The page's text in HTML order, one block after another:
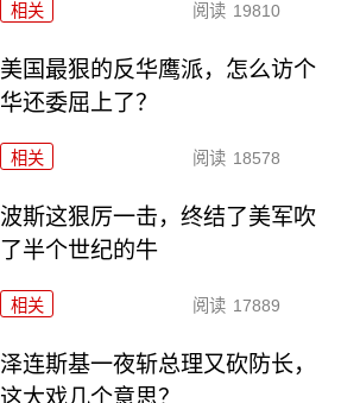
相关 阅读 19810
美国最狠的反华鹰派，怎么访个
华还委屈上了？
相关 阅读 18578
波斯这狠厉一击，终结了美军吹
了半个世纪的牛
相关 阅读 17889
泽连斯基一夜斩总理又砍防长，
这大戏几个意思？